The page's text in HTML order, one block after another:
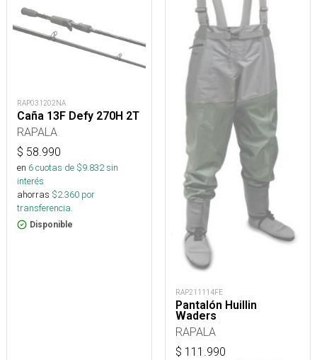
RAP031202NA
Caña 13F Defy 270H 2T
RAPALA
$ 58.990
en 6cuotas de $9.832sin
interés
ahorras $2.360 por
transferencia.
Disponible
RAP211114FE
Pantalón Huillin
Waders
RAPALA
$ 111.990